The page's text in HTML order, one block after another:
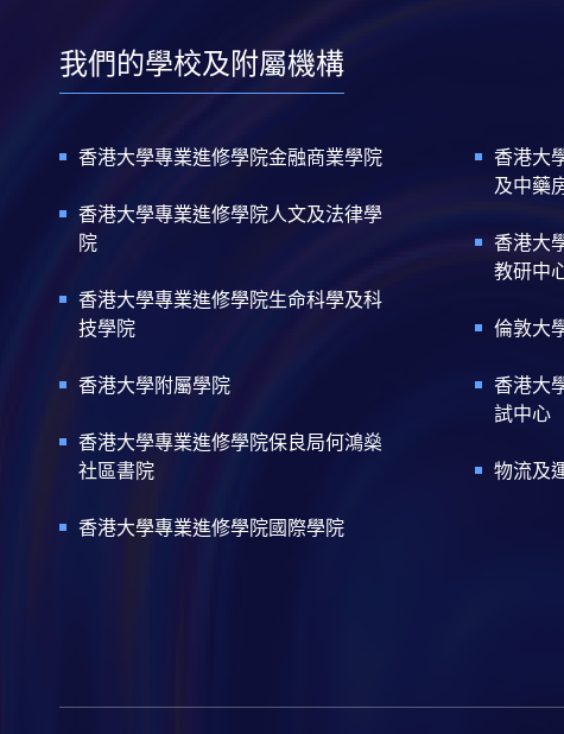
我們的學校及附屬機構
香港大學專業進修學院金融商業學院
香港大學專業進修學院人文及法律學
院
香港大學專業進修學院生命科學及科
技學院
香港大學附屬學院
香港大學專業進修學院保良局何鴻燊
社區書院
香港大學專業進修學院國際學院
香港大
及中藥
香港大
教研中
倫敦大
香港大
試中心
物流及